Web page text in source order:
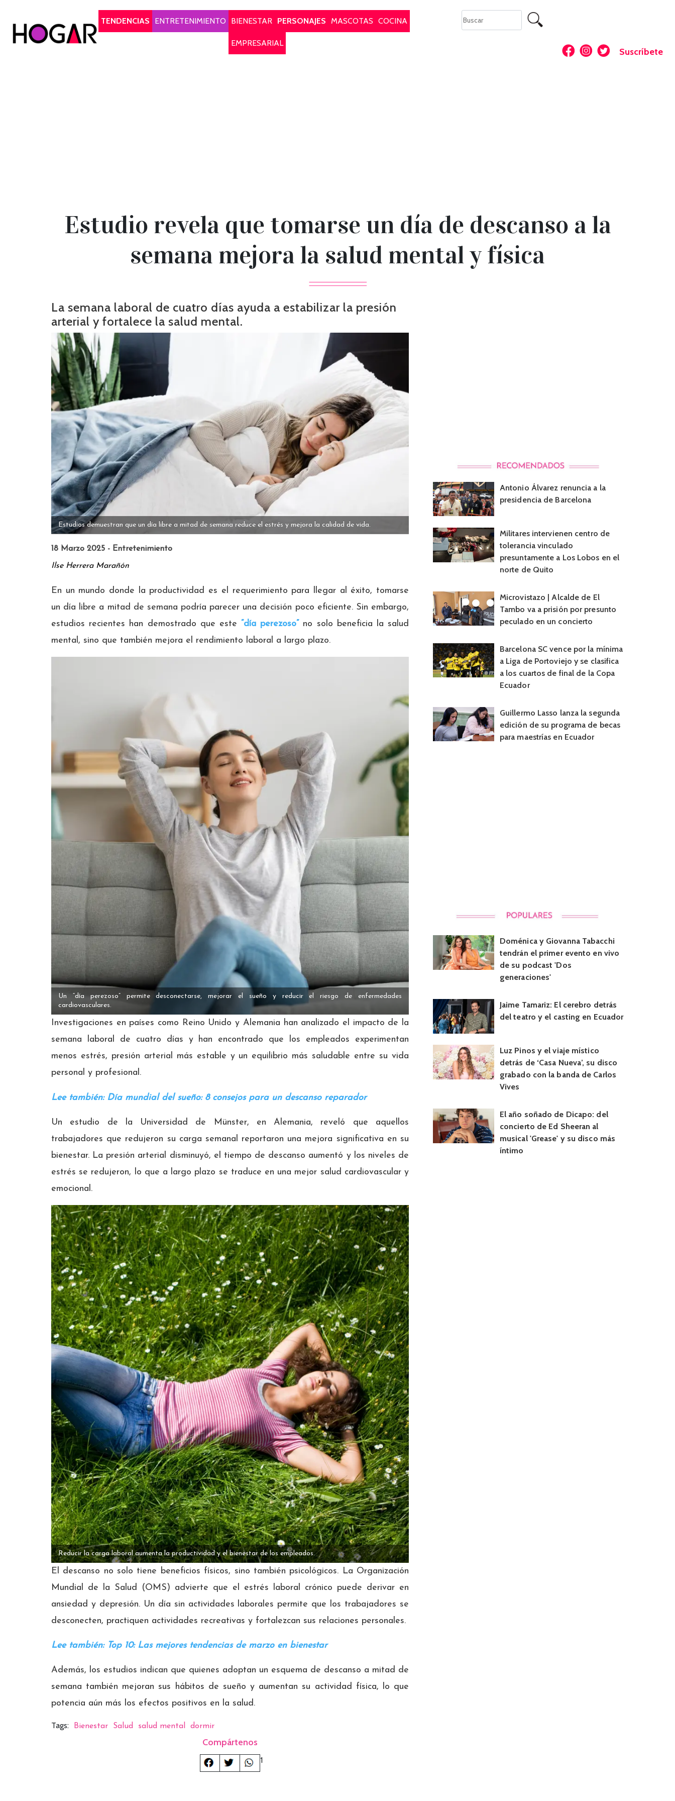
TENDENCIAS
ENTRETENIMIENTO BIENESTAR PERSONAJES MASCOTAS COCINA
EMPRESARIAL
Suscríbete
Estudio revela que tomarse un día de descanso a la
semana mejora la salud mental y física
La semana laboral de cuatro días ayuda a estabilizar la presión
arterial y fortalece la salud mental.
Estudios demuestran que un día libre a mitad de semana reduce el estrés y mejora la calidad de vida.
18 Marzo 2025 - Entretenimiento
Ilse Herrera Marañón
En un mundo donde la productividad es el requerimiento para llegar al éxito, tomarse
un día libre a mitad de semana podría parecer una decisión poco eficiente. Sin embargo,
estudios recientes han demostrado que este “día perezoso” no solo beneficia la salud
mental, sino que también mejora el rendimiento laboral a largo plazo.
Un “día perezoso” permite desconectarse, mejorar el sueño y reducir el riesgo de enfermedades
cardiovasculares.
Investigaciones en países como Reino Unido y Alemania han analizado el impacto de la
semana laboral de cuatro días y han encontrado que los empleados experimentan
menos estrés, presión arterial más estable y un equilibrio más saludable entre su vida
personal y profesional.
Lee también: Día mundial del sueño: 8 consejos para un descanso reparador
Un estudio de la Universidad de Münster, en Alemania, reveló que aquellos
trabajadores que redujeron su carga semanal reportaron una mejora significativa en su
bienestar. La presión arterial disminuyó, el tiempo de descanso aumentó y los niveles de
estrés se redujeron, lo que a largo plazo se traduce en una mejor salud cardiovascular y
emocional.
Reducir la carga laboral aumenta la productividad y el bienestar de los empleados.
El descanso no solo tiene beneficios físicos, sino también psicológicos. La Organización
Mundial de la Salud (OMS) advierte que el estrés laboral crónico puede derivar en
ansiedad y depresión. Un día sin actividades laborales permite que los trabajadores se
desconecten, practiquen actividades recreativas y fortalezcan sus relaciones personales.
Lee también: Top 10: Las mejores tendencias de marzo en bienestar
Además, los estudios indican que quienes adoptan un esquema de descanso a mitad de
semana también mejoran sus hábitos de sueño y aumentan su actividad física, lo que
potencia aún más los efectos positivos en la salud.
Tags: Bienestar Salud salud mental dormir
Compártenos
1
Antonio Álvarez renuncia a la
presidencia de Barcelona
Militares intervienen centro de
tolerancia vinculado
presuntamente a Los Lobos en el
norte de Quito
Microvistazo | Alcalde de El
Tambo va a prisión por presunto
peculado en un concierto
Barcelona SC vence por la mínima
a Liga de Portoviejo y se clasifica
a los cuartos de final de la Copa
Ecuador
Guillermo Lasso lanza la segunda
edición de su programa de becas
para maestrías en Ecuador
Doménica y Giovanna Tabacchi
tendrán el primer evento en vivo
de su podcast 'Dos
generaciones'
Jaime Tamariz: El cerebro detrás
del teatro y el casting en Ecuador
Luz Pinos y el viaje místico
detrás de ‘Casa Nueva’, su disco
grabado con la banda de Carlos
Vives
El año soñado de Dicapo: del
concierto de Ed Sheeran al
musical 'Grease' y su disco más
íntimo